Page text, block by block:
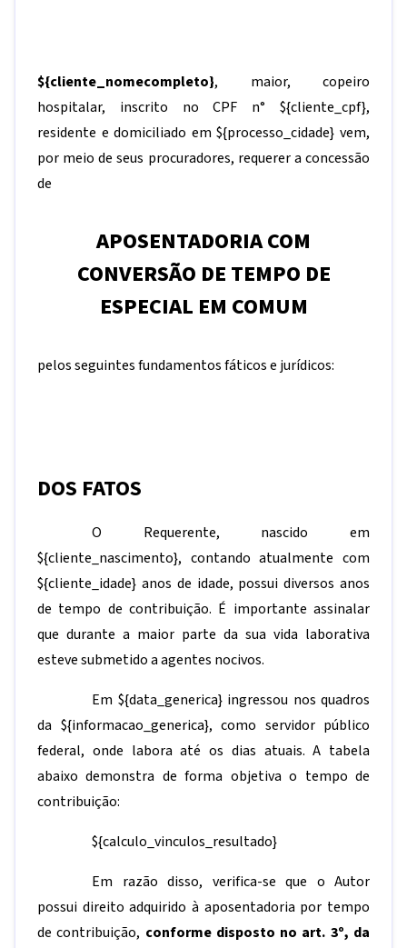
${cliente_nomecompleto}, maior, copeiro
hospitalar, inscrito no CPF n° ${cliente_cpf},
residente e domiciliado em${processo_cidade} vem,
por meio de seus procuradores, requerer a concessão
de
APOSENTADORIA COM
CONVERSÃO DE TEMPO DE
ESPECIAL EM COMUM
pelos seguintes fundamentos fáticos e jurídicos:
DOS FATOS
O Requerente, nascido em
${cliente_nascimento}, contando atualmente com
${cliente_idade} anos de idade, possui diversos anos
de tempo de contribuição. É importante assinalar
que durante a maior parte da sua vida laborativa
esteve submetido a agentes nocivos.
Em ${data_generica}ingressou nos quadros
da ${informacao_generica}, como servidor público
federal, onde labora até os dias atuais. A tabela
abaixo demonstra de forma objetiva o tempo de
contribuição:
${calculo_vinculos_resultado}
Em razão disso, verifica-se que o Autor
possui direito adquirido à aposentadoria por tempo
de contribuição, conforme disposto no art. 3º, da